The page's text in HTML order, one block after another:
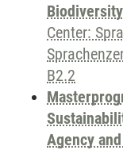
Center:
B2.2
Agency